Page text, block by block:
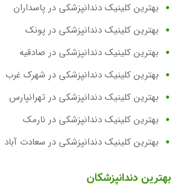
بهترین کلینیک دندانپزشکی در پاسداران
بهترین کلینیک دندانپزشکی در پونک
بهترین کلینیک دندانپزشکی در صادقیه
بهترین کلینیک دندانپزشکی در شهرک غرب
بهترین کلینیک دندانپزشکی در تهرانپارس
بهترین کلینیک دندانپزشکی در نارمک
بهترین کلینیک دندانپزشکی در سعادت آباد
بهترین دندانپزشکان